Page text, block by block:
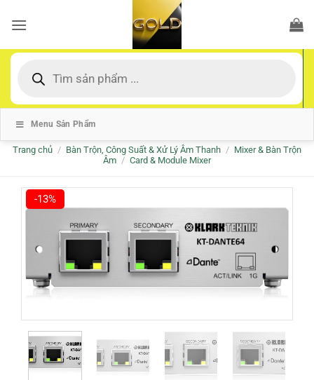
qua
dung
kiếm
Menu Sản Phẩm
Trang chủ / Bàn Trộn, Công Suất & Xử Lý Âm Thanh / Mixer & Bàn Trộn
Âm / Card & Module Mixer
-13%